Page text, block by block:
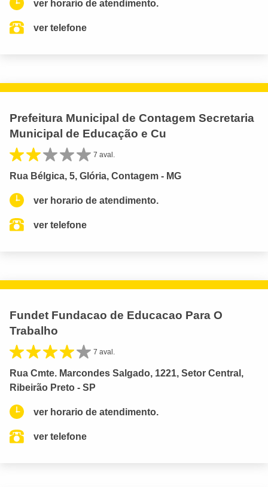
ver horario de atendimento.
ver telefone
Prefeitura Municipal de Contagem Secretaria
Municipal de Educação e Cu
7 aval.
Rua Bélgica, 5, Glória, Contagem - MG
ver horario de atendimento.
ver telefone
Fundet Fundacao de Educacao Para O
Trabalho
7 aval.
Rua Cmte. Marcondes Salgado, 1221, Setor Central,
Ribeirão Preto - SP
ver horario de atendimento.
ver telefone